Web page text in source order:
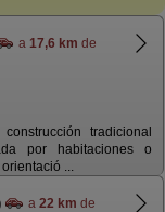
a 17,6 km de
tradicional
por habitaciones o
...
a 22 km de